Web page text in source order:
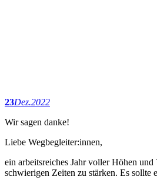
23Dez.2022
Wir sagen danke!
Liebe Wegbegleiter:innen,
ein arbeitsreiches Jahr voller Höhen
schwierigen Zeiten zu stärken. Es sollte